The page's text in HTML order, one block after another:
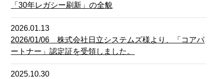
「30年レガシー刷新」の全貌
2026.01.13
2026/01/06 株式会社日立システムズ様より、「コアパ
ートナー」認定証を受領しました。
2025.10.30